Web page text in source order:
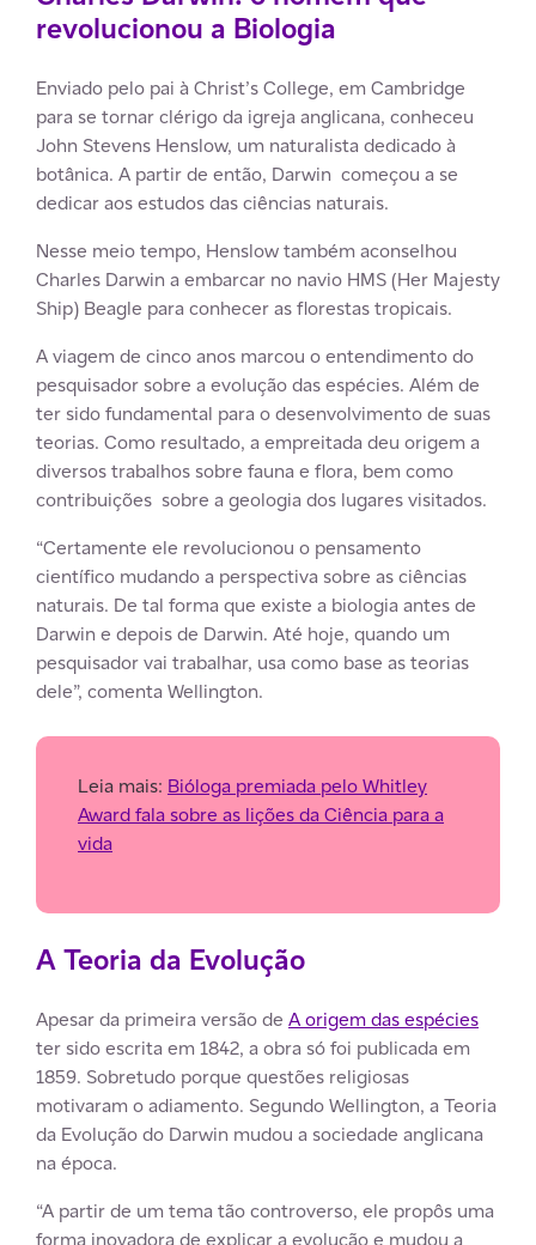
revolucionou a Biologia
Enviado pelo pai à Christ’s College, em Cambridge
para se tornar clérigo da igreja anglicana, conheceu
John Stevens Henslow, um naturalista dedicado à
botânica. A partir de então, Darwin começou a se
dedicar aos estudos das ciências naturais.
Nesse meio tempo, Henslow também aconselhou
Charles Darwin a embarcar no navio HMS (Her Majesty
Ship) Beagle para conhecer as florestas tropicais.
A viagem de cinco anos marcou o entendimento do
pesquisador sobre a evolução das espécies. Além de
ter sido fundamental para o desenvolvimento de suas
teorias. Como resultado, a empreitada deu origem a
diversos trabalhos sobre fauna e flora, bem como
contribuições sobre a geologia dos lugares visitados.
“Certamente ele revolucionou o pensamento
científico mudando a perspectiva sobre as ciências
naturais. De tal forma que existe a biologia antes de
Darwin e depois de Darwin. Até hoje, quando um
pesquisador vai trabalhar, usa como base as teorias
dele”, comenta Wellington.
Leia mais: Bióloga premiada pelo Whitley
Award fala sobre as lições da Ciência para a
vida
A Teoria da Evolução
Apesar da primeira versão de A origem das espécies
ter sido escrita em 1842, a obra só foi publicada em
1859. Sobretudo porque questões religiosas
motivaram o adiamento. Segundo Wellington, a Teoria
da Evolução do Darwin mudou a sociedade anglicana
na época.
“A partir de um tema tão controverso, ele propôs uma
forma inovadora de explicar a evolução e mudou a